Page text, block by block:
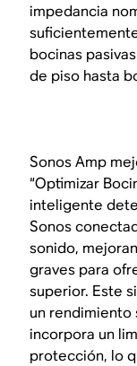
impedancia
bocinas
de piso hasta
Sonos Amp
“Optimizar
inteligente
Sonos
sonido,
graves para
superior. Este
un rendimiento
incorpora un
protección, lo